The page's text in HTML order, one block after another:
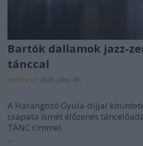
Bartók dallamok jazz-
tánccal
mtothorsi • 2020. július 06.
A Harangozó Gyula-díjjal
csapata ismét élőzenés
TÁNC címmel.
...